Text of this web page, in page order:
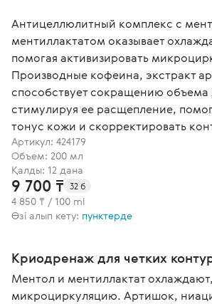
Антицеллюлитный комплекс с
ментиллактатом оказывает
помогая активизировать
Производные кофеина, экстракт
способствует сокращению
стимулируя ее расщепление,
тонус кожи и скорректировать
Артикул: 424179
Объем: 200 мл
Қалды: 12 дана
9 700 ₸ 32 б
4 850 ₸ / 100 ml
Өзі алып кету: пунктерде
Криодренаж для четких
Ментол и ментиллактат
микроциркуляцию. Артишок,